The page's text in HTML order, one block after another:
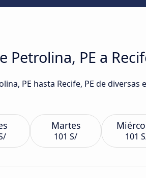
PE a
PE hasta Recife, PE de diversas
Martes
101 S/ 101